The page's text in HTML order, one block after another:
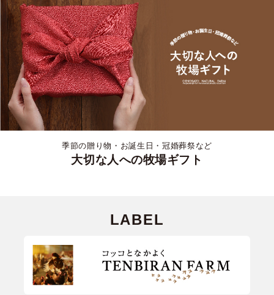
季節の贈り物・お誕生日・冠婚葬祭など
大切な人への牧場ギフト
LABEL